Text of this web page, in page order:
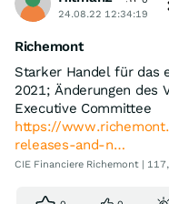
24.08.22 12:34:19
Richemont
Starker Handel für das
2021; Änderungen des
Executive Committee
https://
releases-and-n…
CIE Financiere Richemont |